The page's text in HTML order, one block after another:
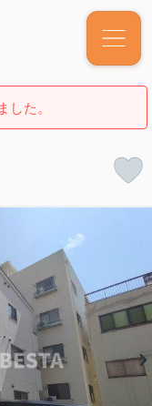
した。